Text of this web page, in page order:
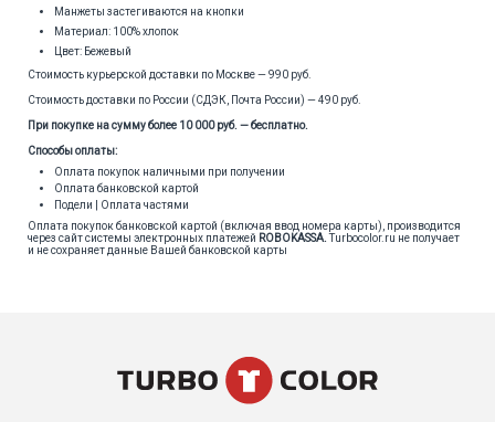
Манжеты застегиваются на кнопки
Материал: 100% хлопок
Цвет: Бежевый
Стоимость курьерской доставки по Москве — 990 руб.
Стоимость доставки по России (СДЭК, Почта России) — 490 руб.
При покупке на сумму более 10 000 руб. — бесплатно.
Способы оплаты:
Оплата покупок наличными при получении
Оплата банковской картой
Подели | Оплата частями
Оплата покупок банковской картой (включая ввод номера карты), производится
через сайт системы электронных платежей ROBOKASSA.Turbocolor.ru не получает
и не сохраняет данные Вашей банковской карты